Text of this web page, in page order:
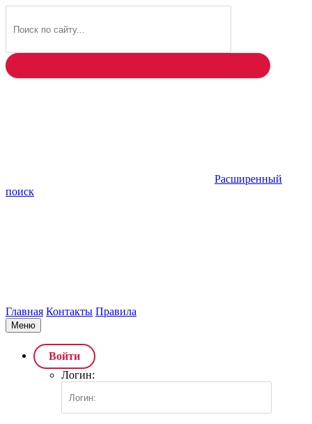
Расширенный
поиск
Главная Контакты Правила
Меню
Войти
Логин: